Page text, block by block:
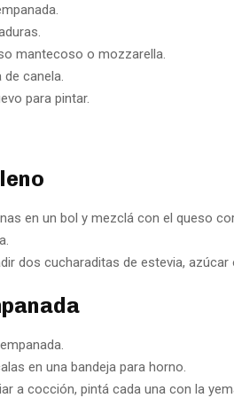
mantecoso o mozzarella.
de canela.
para pintar.
en un bol y mezclá con el queso
dos cucharaditas de estevia, azúcar
en una bandeja para horno.
a cocción, pintá cada una con la